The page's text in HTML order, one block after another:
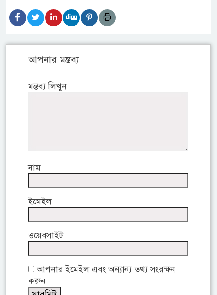
আপনার মন্তব্য
মন্তব্য লিখুন
নাম
ইমেইল
ওয়েবসাইট
আপনার ইমেইল এবং অন্যান্য তথ্য সংরক্ষন
করুন